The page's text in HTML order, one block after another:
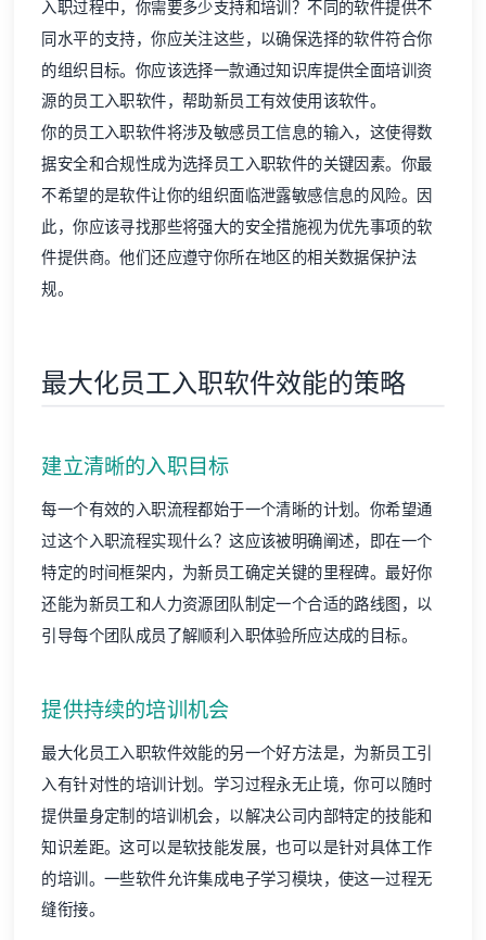
入职过程中，你需要多少支持和培训？不同的软件提供不
同水平的支持，你应关注这些，以确保选择的软件符合你
的组织目标。你应该选择一款通过知识库提供全面培训资
源的员工入职软件，帮助新员工有效使用该软件。
你的员工入职软件将涉及敏感员工信息的输入，这使得数
据安全和合规性成为选择员工入职软件的关键因素。你最
不希望的是软件让你的组织面临泄露敏感信息的风险。因
此，你应该寻找那些将强大的安全措施视为优先事项的软
件提供商。他们还应遵守你所在地区的相关数据保护法
规。
最大化员工入职软件效能的策略
建立清晰的入职目标
每一个有效的入职流程都始于一个清晰的计划。你希望通
过这个入职流程实现什么？这应该被明确阐述，即在一个
特定的时间框架内，为新员工确定关键的里程碑。最好你
还能为新员工和人力资源团队制定一个合适的路线图，以
引导每个团队成员了解顺利入职体验所应达成的目标。
提供持续的培训机会
最大化员工入职软件效能的另一个好方法是，为新员工引
入有针对性的培训计划。学习过程永无止境，你可以随时
提供量身定制的培训机会，以解决公司内部特定的技能和
知识差距。这可以是软技能发展，也可以是针对具体工作
的培训。一些软件允许集成电子学习模块，使这一过程无
缝衔接。